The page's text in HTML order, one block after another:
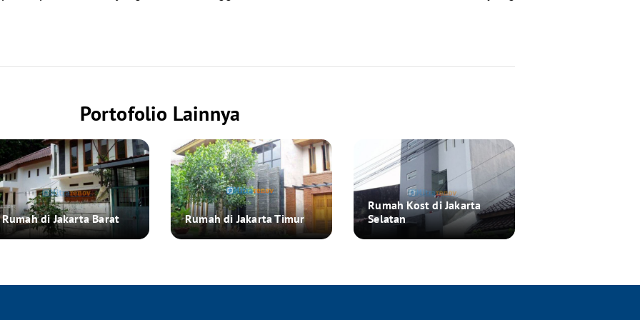
Portofolio Lainnya
Rumah di Jakarta Barat Rumah di Jakarta Timur
Rumah Kost di Jakarta
Selatan